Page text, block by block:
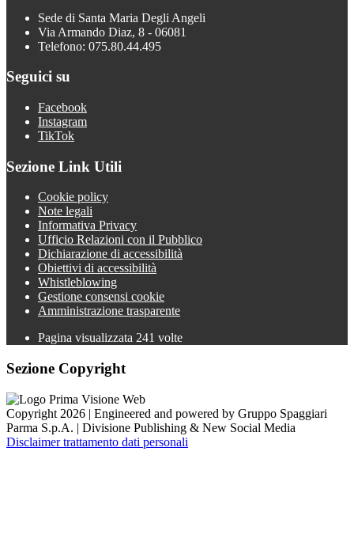
Sede di Santa Maria Degli Angeli
Via Armando Diaz, 8 - 06081
Telefono: 075.80.44.495
Seguici su
Facebook
Instagram
TikTok
Sezione Link Utili
Cookie policy
Note legali
Informativa Privacy
Ufficio Relazioni con il Pubblico
Dichiarazione di accessibilità
Obiettivi di accessibilità
Whistleblowing
Gestione consensi cookie
Amministrazione trasparente
Pagina visualizzata 241 volte
Sezione Copyright
Copyright 2026 | Engineered and powered by Gruppo Spaggiari
Parma S.p.A. | Divisione Publishing & New Social Media
Disclaimer trattamento dati personali